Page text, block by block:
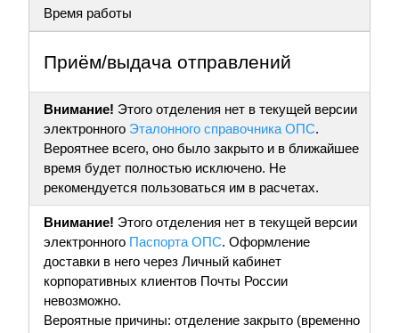
Время работы
Приём/выдача отправлений
Внимание! Этого отделения нет в текущей версии
электронного Эталонного справочника ОПС.
Вероятнее всего, оно было закрыто и в ближайшее
время будет полностью исключено. Не
рекомендуется пользоваться им в расчетах.
Внимание! Этого отделения нет в текущей версии
электронного Паспорта ОПС. Оформление
доставки в него через Личный кабинет
корпоративных клиентов Почты России
невозможно.
Вероятные причины: отделение закрыто (временно